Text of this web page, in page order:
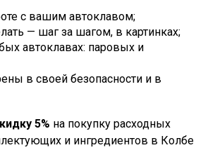
с вашим автоклавом;
— шаг за шагом, в картинках;
автоклавах: паровых и
в своей безопасности и в
5% на покупку расходных
и ингредиентов в Колбе